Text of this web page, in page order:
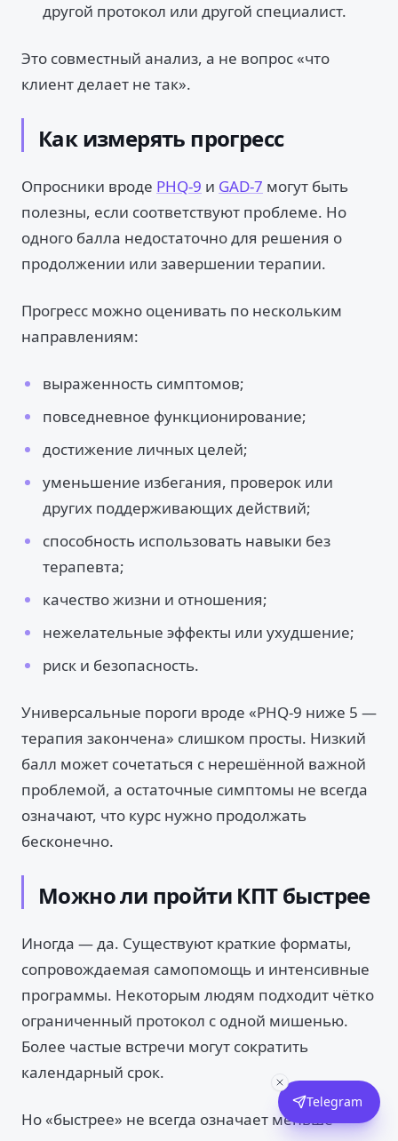
другой протокол или другой специалист.
Это совместный анализ, а не вопрос «что
клиент делает не так».
Как измерять прогресс
Опросники вроде PHQ-9 и GAD-7 могут быть
полезны, если соответствуют проблеме. Но
одного балла недостаточно для решения о
продолжении или завершении терапии.
Прогресс можно оценивать по нескольким
направлениям:
выраженность симптомов;
повседневное функционирование;
достижение личных целей;
уменьшение избегания, проверок или
других поддерживающих действий;
способность использовать навыки без
терапевта;
качество жизни и отношения;
нежелательные эффекты или ухудшение;
риск и безопасность.
Универсальные пороги вроде «PHQ-9 ниже 5 —
терапия закончена» слишком просты. Низкий
балл может сочетаться с нерешённой важной
проблемой, а остаточные симптомы не всегда
означают, что курс нужно продолжать
бесконечно.
Можно ли пройти КПТ быстрее
Иногда — да. Существуют краткие форматы,
сопровождаемая самопомощь и интенсивные
программы. Некоторым людям подходит чётко
ограниченный протокол с одной мишенью.
Более частые встречи могут сократить
календарный срок.
Но «быстрее» не всегда означает меньше
Telegram